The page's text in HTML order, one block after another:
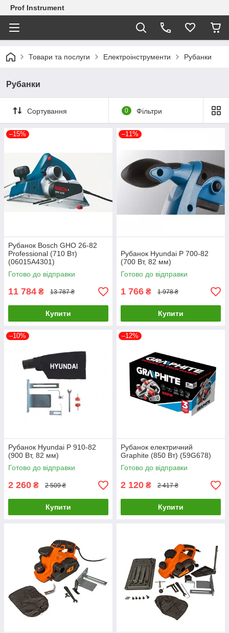
Prof Instrument
Товари та послуги Електроінструменти Рубанки
Рубанки
Сортування 0 Фільтри
–15%
Рубанок Bosch GHO 26-82
Professional (710 Вт)
(06015A4301)
Готово до відправки
11 784 ₴ 13 787 ₴
Купити
–11%
Рубанок Hyundai P 700-82
(700 Вт, 82 мм)
Готово до відправки
1 766 ₴ 1 978 ₴
Купити
–10%
Рубанок Hyundai P 910-82
(900 Вт, 82 мм)
Готово до відправки
2 260 ₴ 2 509 ₴
Купити
–12%
Рубанок електричний
Graphite (850 Вт) (59G678)
Готово до відправки
2 120 ₴ 2 417 ₴
Купити